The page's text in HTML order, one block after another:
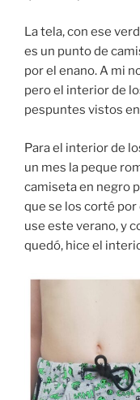
La tela, con ese
es un punto de
por el enano. A mi
pero el interior de
pespuntes vistos
Para el interior de
un mes la peque
camiseta en negro
que se los corté por
use este verano, y
quedó, hice el